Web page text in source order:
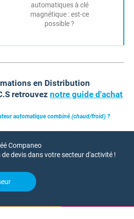
automatiques à clé
magnétique : est-ce
possible ?
en Distribution
retrouvez notre guide d'achat
automatique combiné (chaud/froid) ?
Companeo
devis dans votre secteur d'activité !